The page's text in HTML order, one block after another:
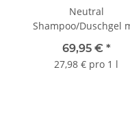
Neutral
Shampoo/Duschgel
2,5 Liter Kanister
69,95 € *
27,98 € pro 1 l